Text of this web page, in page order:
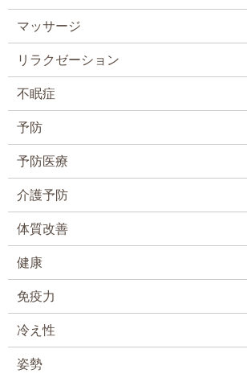
マッサージ
リラクゼーション
不眠症
予防
予防医療
介護予防
体質改善
健康
免疫力
冷え性
姿勢